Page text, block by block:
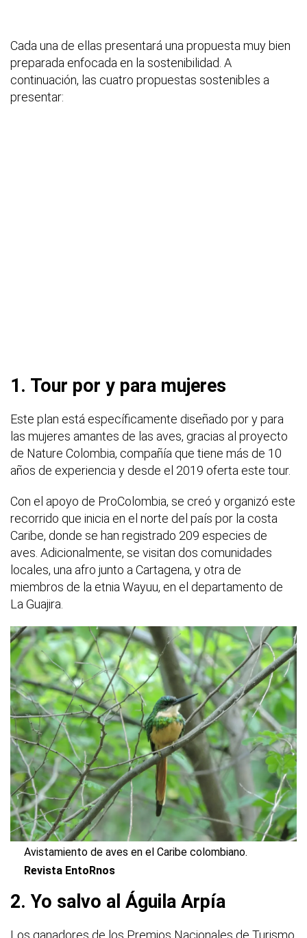
Cada una de ellas presentará una propuesta muy bien
preparada enfocada en la sostenibilidad. A
continuación, las cuatro propuestas sostenibles a
presentar:
1. Tour por y para mujeres
Este plan está específicamente diseñado por y para
las mujeres amantes de las aves, gracias al proyecto
de Nature Colombia, compañía que tiene más de 10
años de experiencia y desde el 2019 oferta este tour.
Con el apoyo de ProColombia, se creó y organizó este
recorrido que inicia en el norte del país por la costa
Caribe, donde se han registrado 209 especies de
aves. Adicionalmente, se visitan dos comunidades
locales, una afro junto a Cartagena, y otra de
miembros de la etnia Wayuu, en el departamento de
La Guajira.
Avistamiento de aves en el Caribe colombiano.
Revista EntoRnos
2. Yo salvo al Águila Arpía
Los ganadores de los Premios Nacionales de Turismo